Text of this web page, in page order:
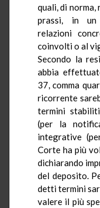
quali, di
prassi, in un
relazioni
coinvolti o al
Secondo la
abbia
37, comma
ricorrente
termini stabiliti
(per la
integrative
Corte ha più
dichiarando
del deposito.
detti termini
valere il più